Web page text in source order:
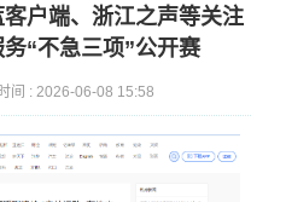
户端、浙江之声等关注
“不急三项”公开赛
间 : 2026-06-08 15:58